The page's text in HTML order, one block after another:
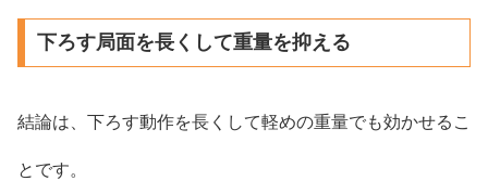
下ろす局面を長くして重量を抑える
結論は、下ろす動作を長くして軽めの重量でも効かせるこ
とです。